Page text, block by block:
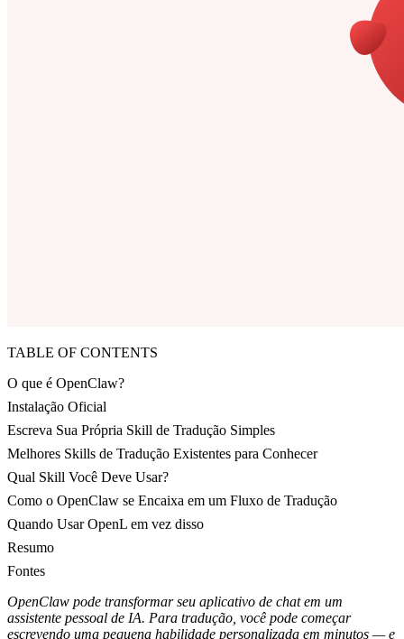
TABLE OF CONTENTS
O que é OpenClaw?
Instalação Oficial
Escreva Sua Própria Skill de Tradução Simples
Melhores Skills de Tradução Existentes para Conhecer
Qual Skill Você Deve Usar?
Como o OpenClaw se Encaixa em um Fluxo de Tradução
Quando Usar OpenL em vez disso
Resumo
Fontes
OpenClaw pode transformar seu aplicativo de chat em um
assistente pessoal de IA. Para tradução, você pode começar
escrevendo uma pequena habilidade personalizada em minutos — e